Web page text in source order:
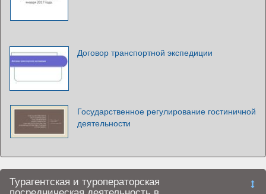
Договор транспортной экспедиции
Государственное регулирование гостиничной
деятельности
Турагентская и туроператорская